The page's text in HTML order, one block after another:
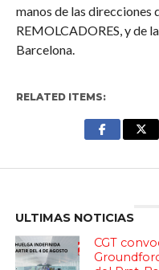
manos de las direcciones
REMOLCADORES, y de
Barcelona.
RELATED ITEMS:
ULTIMAS NOTICIAS
CGT